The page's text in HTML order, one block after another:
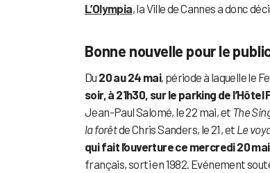
L’Olympia, la Ville de Cannes a donc
Bonne nouvelle pour le
Du 20 au 24 mai, période à laquelle le
soir, à 21h30, sur le parking de l’Hôtel
Jean-Paul Salomé, le 22 mai, et The
la forêtde Chris Sanders, le 21, et Le
qui fait l’ouverture ce mercredi 20
français, sorti en 1982. Evénement